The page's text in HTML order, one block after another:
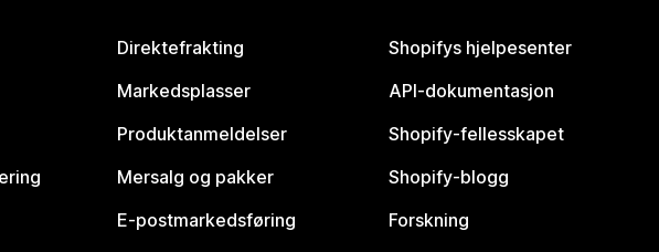
Direktefrakting
Markedsplasser
Produktanmeldelser
Mersalg og pakker
E-postmarkedsføring
Shopifys hjelpesenter
API-dokumentasjon
Shopify-fellesskapet
Shopify-blogg
Forskning